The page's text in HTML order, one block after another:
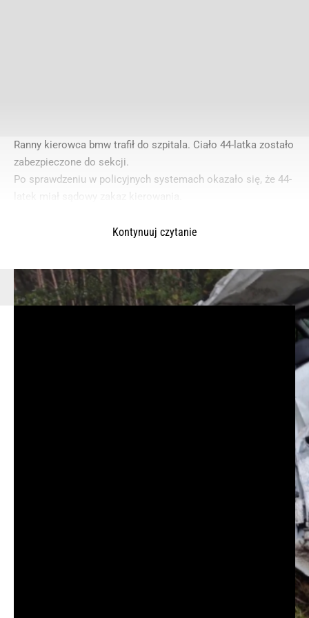
Ranny kierowca bmw trafił do szpitala. Ciało 44-latka zostało
zabezpieczone do sekcji.
Po sprawdzeniu w policyjnych systemach okazało się, że 44-
Kontynuuj czytanie